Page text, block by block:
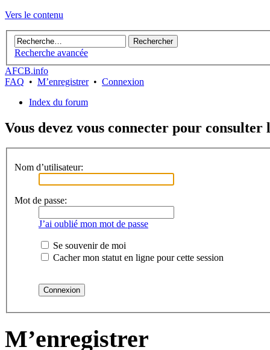
Vers le contenu
Recherche avancée
AFCB.info
FAQ • M’enregistrer • Connexion
Index du forum
Vous devez vous connecter pour consulter
Nom d’utilisateur:
Mot de passe:
J’ai oublié mon mot de passe
Se souvenir de moi
Cacher mon statut en ligne pour cette session
M’enregistrer